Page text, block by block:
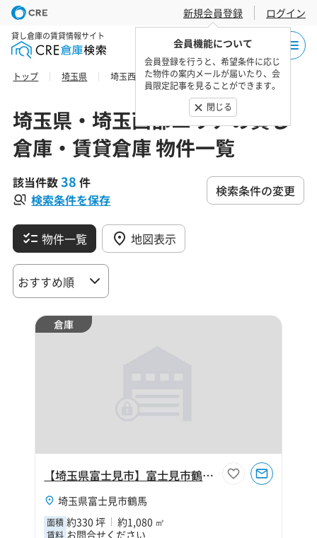
新規会員登録
会員機能について
会員登録を行うと、希望条件に応じ
た物件の案内メールが届いたり、会
員限定記事を見ることができます。
閉じる
ログイン
貸し倉庫の賃貸情報サイト
トップ 埼玉県 埼玉西部エリアの貸し倉庫・賃貸倉庫 物件一覧
埼玉県・埼玉西部エリアの貸し
倉庫・賃貸倉庫 物件一覧
該当件数38 件
検索条件を保存
検索条件の変更
物件一覧 地図表示
倉庫
【埼玉県富士見市】富士見市鶴馬1丁目330坪倉庫
埼玉県富士見市鶴馬
面積 約330 坪 約1,080 ㎡
賃料 お問合せください